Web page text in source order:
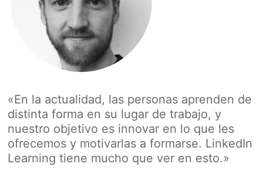
«En la actualidad, las personas aprenden de
distinta forma en su lugar de trabajo, y
nuestro objetivo es innovar en lo que les
ofrecemos y motivarlas a formarse. LinkedIn
Learning tiene mucho que ver en esto.»